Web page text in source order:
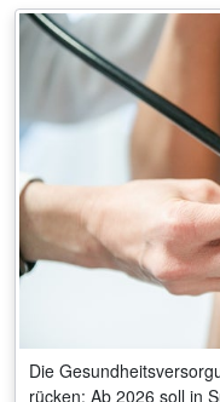
Die
rücken: Ab 2026 soll in